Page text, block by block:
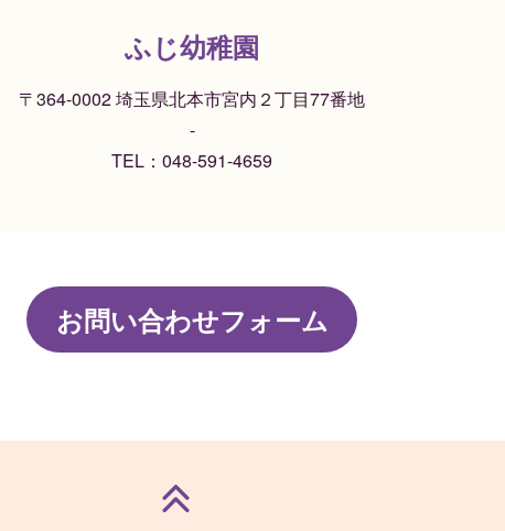
ふじ幼稚園
〒364-0002 埼玉県北本市宮内２丁目77番地
-
TEL： 048-591-4659
お問い合わせフォーム